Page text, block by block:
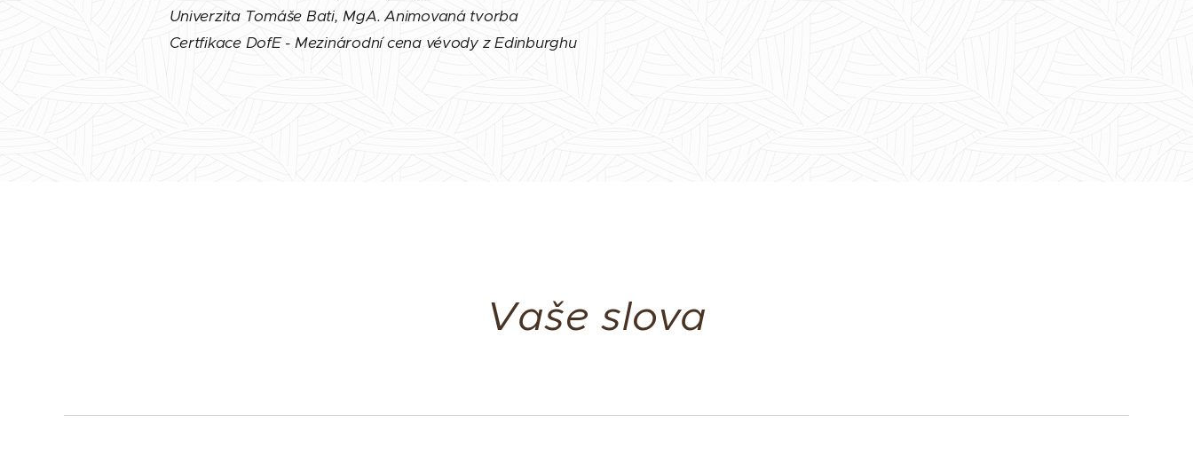
Univerzita Tomáše Bati, MgA. Animovaná tvorba
Certfikace DofE - Mezinárodní cena vévody z Edinburghu
Vaše slova